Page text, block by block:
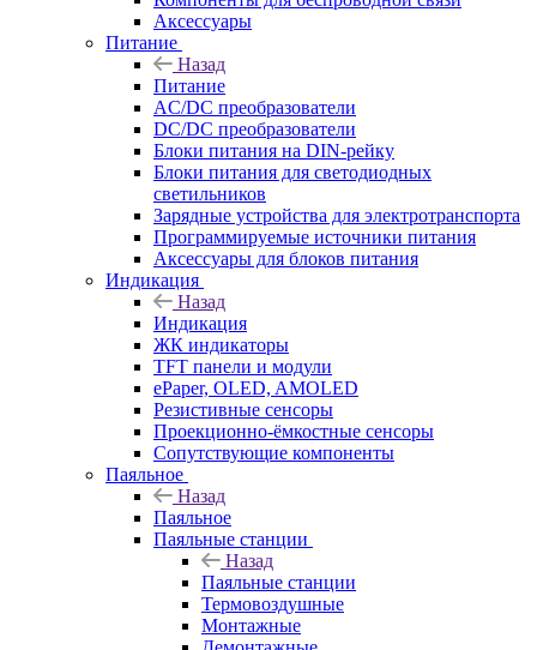
Аксессуары
Питание
Назад
Питание
AC/DC преобразователи
DC/DC преобразователи
Блоки питания на DIN-рейку
Блоки питания для светодиодных
светильников
Зарядные устройства для электротранспорта
Программируемые источники питания
Аксессуары для блоков питания
Индикация
Назад
Индикация
ЖК индикаторы
TFT панели и модули
ePaper, OLED, AMOLED
Резистивные сенсоры
Проекционно-ёмкостные сенсоры
Сопутствующие компоненты
Паяльное
Назад
Паяльное
Паяльные станции
Назад
Паяльные станции
Термовоздушные
Монтажные